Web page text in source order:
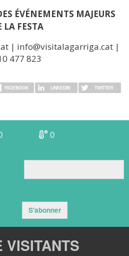
ÉVÉNEMENTS MAJEURS
LA FESTA
| info@visitalagarriga.cat |
477 823
FACEBOOK LINKEDIN TWITTER
0
S'abonner
VISITANTS